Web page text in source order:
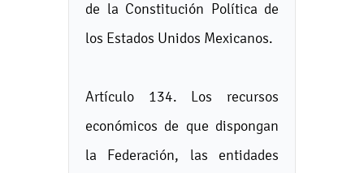
de la Constitución Política de
los Estados Unidos Mexicanos.
Artículo 134. Los recursos
económicos de que dispongan
la Federación, las entidades